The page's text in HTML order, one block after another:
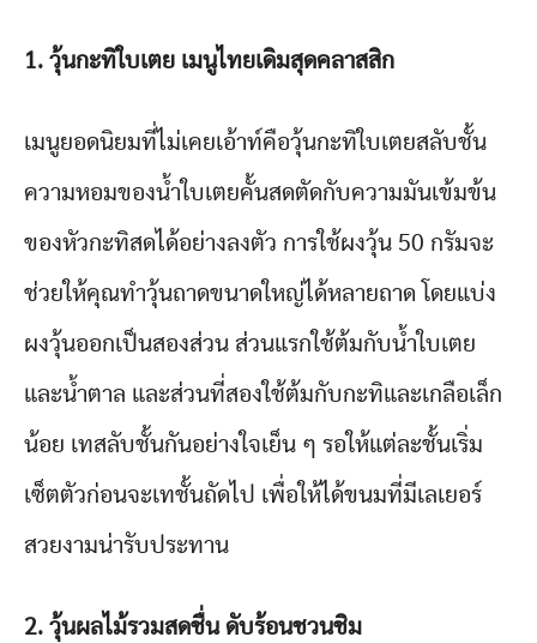
1. วุ้นกะทิใบเตย เมนูไทยเดิมสุดคลาสสิก
เมนูยอดนิยมที่ไม่เคยเอ้าท์คือวุ้นกะทิใบเตยสลับชั้น
ความหอมของน้ำใบเตยคั้นสดตัดกับความมันเข้มข้น
ของหัวกะทิสดได้อย่างลงตัว การใช้ผงวุ้น 50 กรัมจะ
ช่วยให้คุณทำวุ้นถาดขนาดใหญ่ได้หลายถาด โดยแบ่ง
ผงวุ้นออกเป็นสองส่วน ส่วนแรกใช้ต้มกับน้ำใบเตย
และน้ำตาล และส่วนที่สองใช้ต้มกับกะทิและเกลือเล็ก
น้อย เทสลับชั้นกันอย่างใจเย็น ๆ รอให้แต่ละชั้นเริ่ม
เซ็ตตัวก่อนจะเทชั้นถัดไป เพื่อให้ได้ขนมที่มีเลเยอร์
สวยงามน่ารับประทาน
2. วุ้นผลไม้รวมสดชื่น ดับร้อนชวนชิม